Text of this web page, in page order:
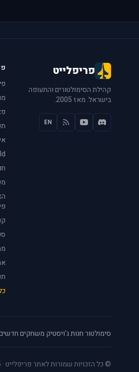
פריפלייט
קהילת הסימולטורים והתעופה
בישראל. מאז 2005.
EN
סימולטור·חנות ג'ויסטיק·משחקים
© כל הזכויות שמורות לאתר פריפלייט · 2005–2026